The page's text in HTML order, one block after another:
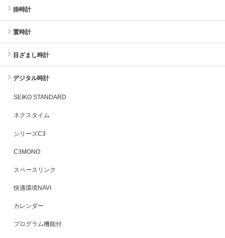
掛時計
置時計
目ざまし時計
デジタル時計
SEIKO STANDARD
ネクスタイム
シリーズC3
C3MONO
スペースリンク
快適環境NAVI
カレンダー
プログラム機能付